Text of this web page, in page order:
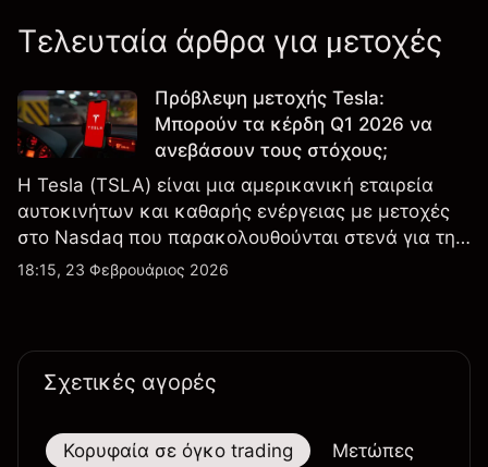
Τελευταία άρθρα για μετοχές
Πρόβλεψη μετοχής Tesla:
Μπορούν τα κέρδη Q1 2026 να
ανεβάσουν τους στόχους;
Η Tesla (TSLA) είναι μια αμερικανική εταιρεία
αυτοκινήτων και καθαρής ενέργειας με μετοχές
στο Nasdaq που παρακολουθούνται στενά για την
απόδοση κερδών, τα δεδομένα παραδόσεων και
18:15, 23 Φεβρουάριος 2026
Σχετικές αγορές
Κορυφαία σε όγκο trading Μετώπες